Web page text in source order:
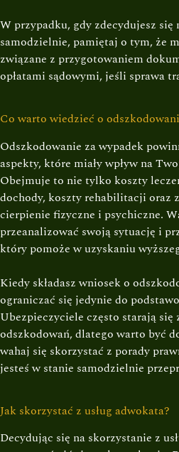
W przypadku, gdy zdecydujesz się
samodzielnie, pamiętaj o tym, że
związane z przygotowaniem
opłatami sądowymi, jeśli sprawa
Co warto wiedzieć o
Odszkodowanie za wypadek
aspekty, które miały wpływ na
Obejmuje to nie tylko koszty
dochody, koszty rehabilitacji oraz
cierpienie fizyczne i psychiczne.
przeanalizować swoją sytuację i
który pomoże w uzyskaniu
Kiedy składasz wniosek o
ograniczać się jedynie do
Ubezpieczyciele często starają się
odszkodowań, dlatego warto być
wahaj się skorzystać z porady
jesteś w stanie samodzielnie
Jak skorzystać z usług adwokata?
Decydując się na skorzystanie z